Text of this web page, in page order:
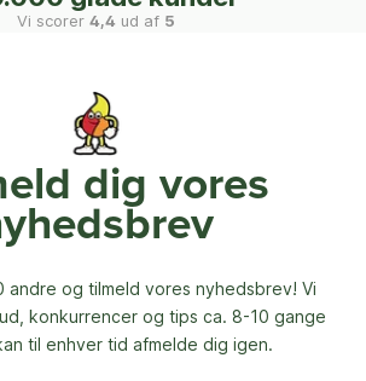
Vi scorer 4,4 ud af 5
dig vores
andre og tilmeld vores nyhedsbrev! Vi
konkurrencer og tips ca. 8-10 gange
til enhver tid afmelde dig igen.